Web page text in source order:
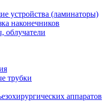
устройства (ламинаторы)
наконечников
облучатели
трубки
аппаратов